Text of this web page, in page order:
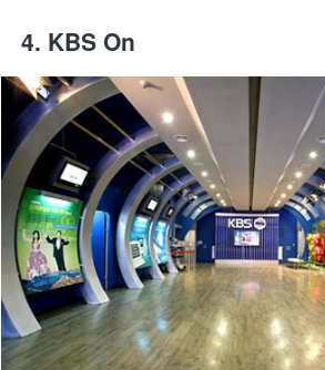
4. KBS On